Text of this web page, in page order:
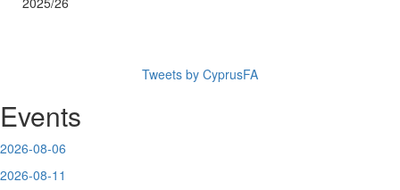
Tweets by CyprusFA
Events
2026-08-06
2026-08-11